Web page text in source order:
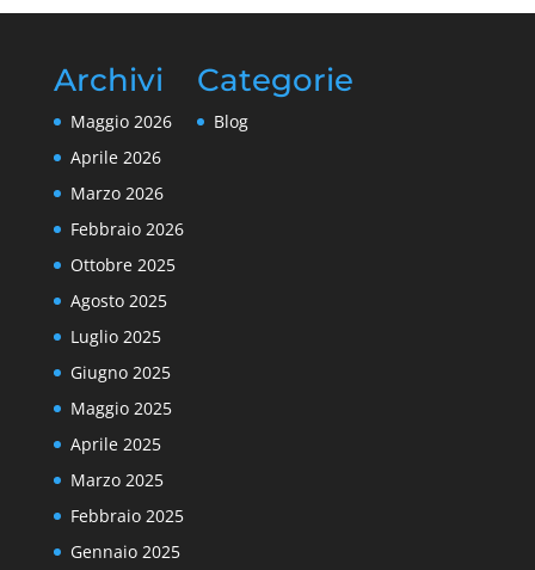
Archivi
Maggio 2026
Aprile 2026
Marzo 2026
Febbraio 2026
Ottobre 2025
Agosto 2025
Luglio 2025
Giugno 2025
Maggio 2025
Aprile 2025
Marzo 2025
Febbraio 2025
Gennaio 2025
Categorie
Blog